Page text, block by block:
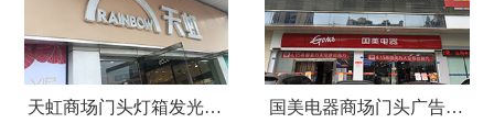
天虹商场门头灯箱发光字广告招牌 国美电器商场门头广告招牌设计制作安装